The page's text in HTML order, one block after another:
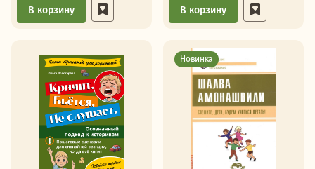
В корзину В корзину
Новинка